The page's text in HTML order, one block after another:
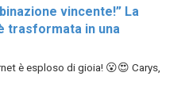
vincente!” La
trasformata in una
è esploso di gioia! 😮😍 Carys,